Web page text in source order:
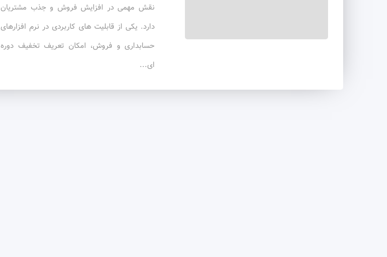
نقش مهمی در افزایش فروش و جذب مشتریان
دارد. یکی از قابلیت های کاربردی در نرم افزارهای
حسابداری و فروش، امکان تعریف تخفیف دوره
ای...